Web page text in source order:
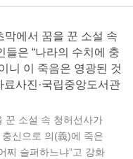
꾼 소설 속 청허선사가
신으로 의(義)에 죽은
찌 슬퍼하느냐”고 강화